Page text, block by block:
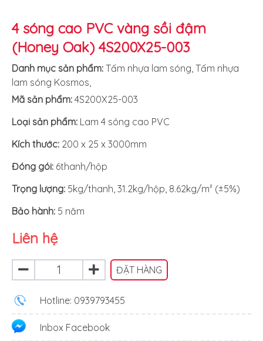
4 sóng cao PVC vàng sồi đậm
(Honey Oak) 4S200X25-003
Danh mục sản phẩm: Tấm nhựa lam sóng Tấm nhựa
lam sóng Kosmos
Mã sản phẩm: 4S200X25-003
Loại sản phẩm: Lam 4 sóng cao PVC
Kích thước: 200 x 25 x 3000mm
Đóng gói: 6thanh/hộp
Trọng lượng: 5kg/thanh, 31.2kg/hộp, 8.62kg/m² (±5%)
Bảo hành: 5 năm
Liên hệ
ĐẶT HÀNG
Hotline: 0939793455
Inbox Facebook